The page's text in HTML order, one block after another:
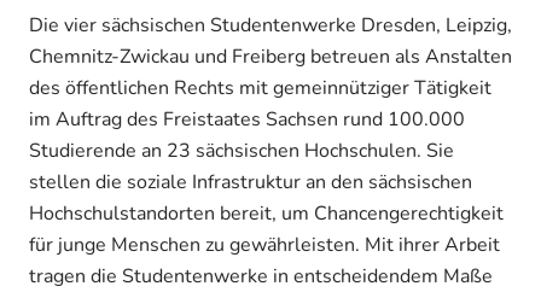
Die vier sächsischen Studentenwerke Dresden, Leipzig,
Chemnitz-Zwickau und Freiberg betreuen als Anstalten
des öffentlichen Rechts mit gemeinnütziger Tätigkeit
im Auftrag des Freistaates Sachsen rund 100.000
Studierende an 23 sächsischen Hochschulen. Sie
stellen die soziale Infrastruktur an den sächsischen
Hochschulstandorten bereit, um Chancengerechtigkeit
für junge Menschen zu gewährleisten. Mit ihrer Arbeit
tragen die Studentenwerke in entscheidendem Maße